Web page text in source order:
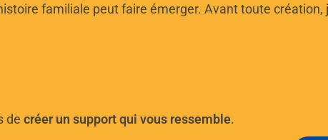
familiale peut faire émerger. Avant toute création,
de créer un support qui vous ressemble.